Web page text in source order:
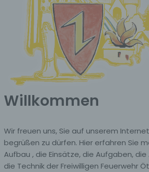
Willkommen
Wir freuen uns, Sie auf unserem
begrüßen zu dürfen. Hier erfahren Sie
Aufbau , die Einsätze, die Aufgaben, die
die Technik der Freiwilligen Feuerwehr